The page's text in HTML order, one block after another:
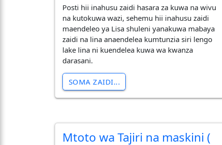
Posti hii inahusu zaidi hasara za kuwa na wivu
na kutokuwa wazi, sehemu hii inahusu zaidi
maendeleo ya Lisa shuleni yanakuwa mabaya
zaidi na lina anaendelea kumtunzia siri lengo
lake lina ni kuendelea kuwa wa kwanza
darasani.
SOMA ZAIDI...
Mtoto wa Tajiri na maskini (